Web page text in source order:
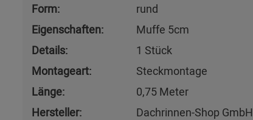
Form:
rund
Eigenschaften:
Muffe 5cm
Details:
1 Stück
Montageart:
Steckmontage
Länge:
0,75 Meter
Hersteller:
Dachrinnen-Shop GmbH